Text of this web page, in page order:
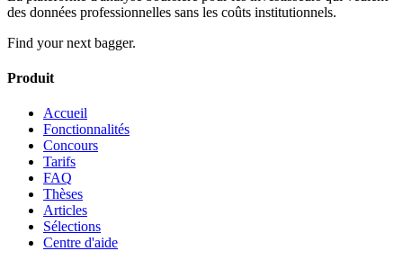
des données professionnelles sans les coûts institutionnels.
Find your next bagger.
Produit
Accueil
Fonctionnalités
Concours
Tarifs
FAQ
Thèses
Articles
Sélections
Centre d'aide